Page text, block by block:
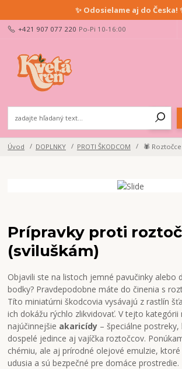
✨ Odosielame aj do Česka!
+421 907 077 220 Po-Pi 10-16:00
Úvod DOPLNKY PROTI ŠKODCOM 🕷️ Roztočce
Prípravky proti
(sviluškám)
Objavili ste na listoch jemné pavučinky alebo
bodky? Pravdepodobne máte do činenia s
Títo miniatúrni škodcovia vysávajú z rastlín
ich dokážu rýchlo zlikvidovať. V tejto kategórii
najúčinnejšie akaricídy – špeciálne
dospelé jedince aj vajíčka roztočcov.
chémiu, ale aj prírodné olejové emulzie,
udusia a sú bezpečné pre domáce prostredie.